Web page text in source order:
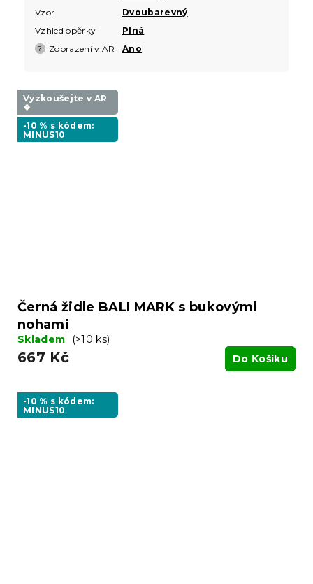
Vzor
Dvoubarevný
Vzhled opěrky
Plná
? Zobrazení v AR Ano
Vyzkoušejte v AR
❖
-10 % s kódem:
MINUS10
Černá židle BALI MARK s bukovými
nohami
Skladem (>10 ks)
667 Kč Do Košíku
-10 % s kódem:
MINUS10